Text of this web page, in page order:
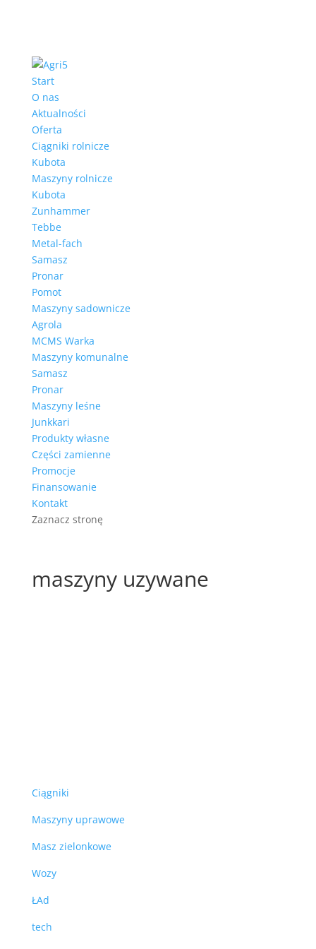
Start
O nas
Aktualności
Oferta
Ciągniki rolnicze
Kubota
Maszyny rolnicze
Kubota
Zunhammer
Tebbe
Metal-fach
Samasz
Pronar
Pomot
Maszyny sadownicze
Agrola
MCMS Warka
Maszyny komunalne
Samasz
Pronar
Maszyny leśne
Junkkari
Produkty własne
Części zamienne
Promocje
Finansowanie
Kontakt
Zaznacz stronę
maszyny uzywane
Ciągniki
Maszyny uprawowe
Masz zielonkowe
Wozy
ŁAd
tech